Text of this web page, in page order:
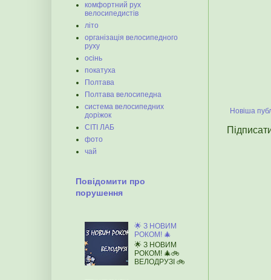
Новіша
комфортний рух
велосипедистів
літо
організація велосипедного
руху
осінь
покатуха
Полтава
Полтава велосипедна
система велосипедних
доріжок
СІТІ ЛАБ
фото
чай
Повідомити про
порушення
🌟 З НОВИМ
РОКОМ! 🎄
🌟 З НОВИМ
РОКОМ! 🎄🚲
ВЕЛОДРУЗІ 🚲